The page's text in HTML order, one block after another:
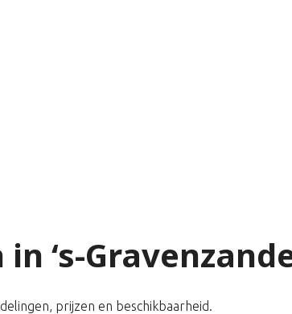
‘s-
prijzen en beschikbaarheid.